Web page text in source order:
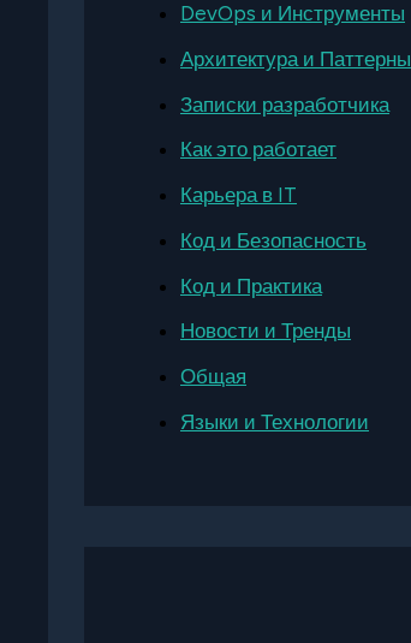
DevOps и Инструменты
Архитектура и Паттерны
Записки разработчика
Как это работает
Карьера в IT
Код и Безопасность
Код и Практика
Новости и Тренды
Общая
Языки и Технологии